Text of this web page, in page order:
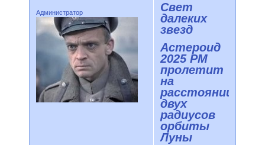
Администратор
Свет
далеких
звезд
Астероид
2025 PM
пролетит
на
расстоянии
двух
радиусов
орбиты
Луны